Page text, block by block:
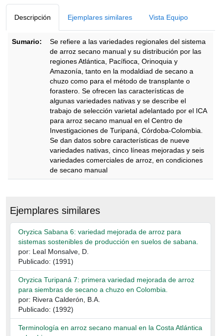
Descripción Ejemplares similares Vista Equipo
Sumario:
Se refiere a las variedades regionales del sistema
de arroz secano manual y su distribución por las
regiones Atlántica, Pacífioca, Orinoquia y
Amazonía, tanto en la modaldiad de secano a
chuzo como para el método de transplante o
forastero. Se ofrecen las características de
algunas variedades nativas y se describe el
trabajo de selección varietal adelantado por el ICA
para arroz secano manual en el Centro de
Investigaciones de Turipaná, Córdoba-Colombia.
Se dan datos sobre características de nueve
variedades nativas, cinco líneas mejoradas y seis
variedades comerciales de arroz, en condiciones
de secano manual
Ejemplares similares
Oryzica Sabana 6: variedad mejorada de arroz para
sistemas sostenibles de producción en suelos de sabana.
por: Leal Monsalve, D.
Publicado: (1991)
Oryzica Turipaná 7: primera variedad mejorada de arroz
para siembras de secano a chuzo en Colombia.
por: Rivera Calderón, B.A.
Publicado: (1992)
Terminología en arroz secano manual en la Costa Atlántica